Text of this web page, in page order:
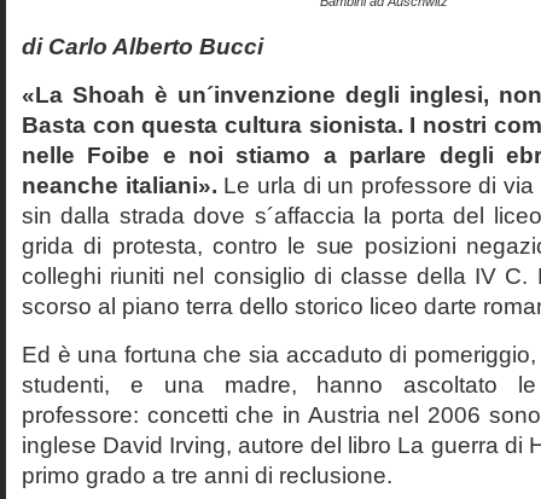
di Carlo Alberto Bucci
«La Shoah è un´invenzione degli inglesi,
Basta con questa cultura sionista. I nostri
nelle Foibe e noi stiamo a parlare degli
neanche italiani». Le urla di un professore di
sin dalla strada dove s´affaccia la porta del
grida di protesta, contro le sue posizioni
colleghi riuniti nel consiglio di classe della IV C.
scorso al piano terra dello storico liceo darte
Ed è una fortuna che sia accaduto di
studenti, e una madre, hanno ascoltato le
professore: concetti che in Austria nel 2006
inglese David Irving, autore del libro La guerra di
primo grado a tre anni di reclusione.